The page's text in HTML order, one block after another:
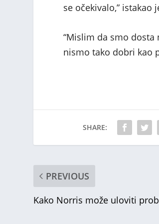
se očekivalo,” istakao
“Mislim da smo
nismo tako dobri kao
SHARE:
PREVIOUS
Kako Norris može uloviti